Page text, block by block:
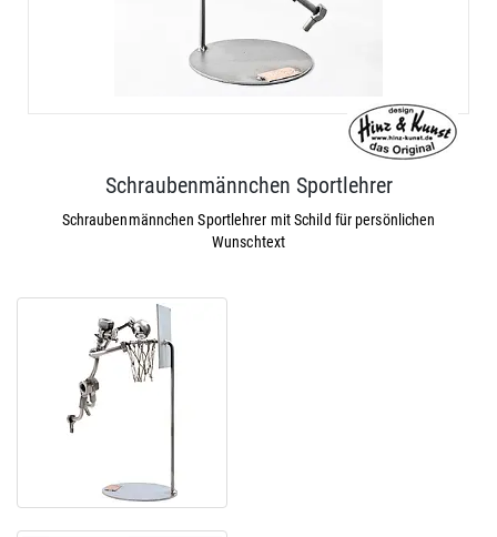
Schraubenmännchen Sportlehrer
Schraubenmännchen Sportlehrer mit Schild für persönlichen
Wunschtext